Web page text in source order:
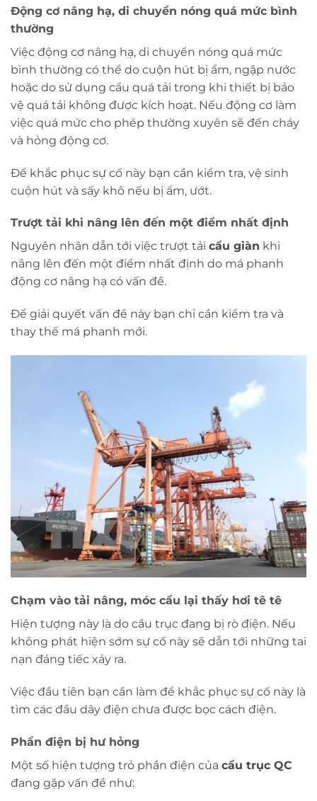
Động cơ nâng hạ, di chuyển nóng quá mức bình
thường
Việc động cơ nâng hạ, di chuyển nóng quá mức
bình thường có thể do cuộn hút bị ẩm, ngập nước
hoặc do sử dụng cẩu quá tải trong khi thiết bị bảo
vệ quá tải không được kích hoạt. Nếu động cơ làm
việc quá mức cho phép thường xuyên sẽ đến cháy
và hỏng động cơ.
Để khắc phục sự cố này bạn cần kiểm tra, vệ sinh
cuộn hút và sấy khô nếu bị ẩm, ướt.
Trượt tải khi nâng lên đến một điểm nhất định
Nguyên nhân dẫn tới việc trượt tải cẩu giàn khi
nâng lên đến một điểm nhất định do má phanh
động cơ nâng hạ có vấn đề.
Để giải quyết vấn đề này bạn chỉ cần kiểm tra và
thay thế má phanh mới.
Chạm vào tải nâng, móc cẩu lại thấy hơi tê tê
Hiện tượng này là do cầu trục đang bị rò điện. Nếu
không phát hiện sớm sự cố này sẽ dẫn tới những tai
nạn đáng tiếc xảy ra.
Việc đầu tiên bạn cần làm để khắc phục sự cố này là
tìm các đầu dây điện chưa được bọc cách điện.
Phần điện bị hư hỏng
Một số hiện tượng trỏ phần điện của cẩu trục QC
đang gặp vấn đề như: